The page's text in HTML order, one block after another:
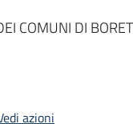
COMUNI DI
azioni